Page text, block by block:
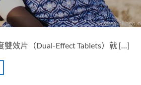
效片（Dual-Effect Tablets）就 […]